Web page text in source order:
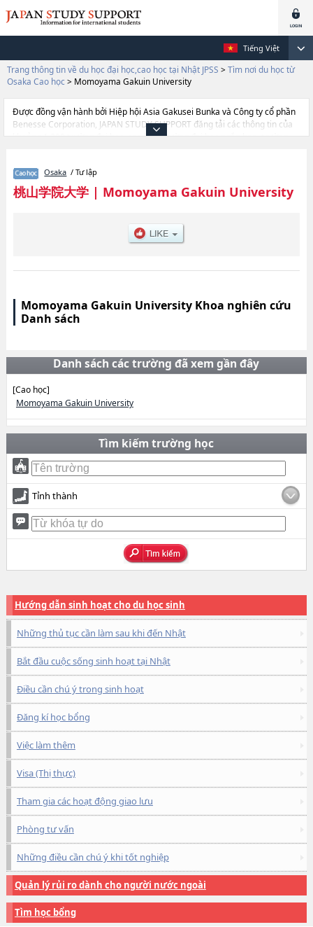
Tiếng Việt
Trang thông tin về du học đại học,cao học tại Nhật JPSS > Tìm nơi du học từ
Osaka Cao học > Momoyama Gakuin University
Được đồng vận hành bởi Hiệp hội Asia Gakusei Bunka và Công ty cổ phần
Benesse Corporation, JAPAN STUDY SUPPORT đăng tải các thông tin của
khoảng 1.300 trường đại học, cao học, trường đại học ngắn hạn, trường
thông tin cần thiết dành cho du học sinh, như là về các , thông tin về từng
khoa nghiên cứu, thông tin liên quan đến thi tuyển như số lượng tuyển
sinh, số lượng trúng tuyển, cở sở trang thiết bị, hướng dẫn địa điểm v.v...
Osaka / Tư lập
桃山学院大学| Momoyama Gakuin University
Momoyama Gakuin University Khoa nghiên cứu
Danh sách
Danh sách các trường đã xem gần đây
[Cao học]
Momoyama Gakuin University
Tìm kiếm trường học
Tỉnh thành
Hướng dẫn sinh hoạt cho du học sinh
Những thủ tục cần làm sau khi đến Nhật
Bắt đầu cuộc sống sinh hoạt tại Nhật
Điều cần chú ý trong sinh hoạt
Đăng kí học bổng
Việc làm thêm
Visa (Thị thực)
Tham gia các hoạt động giao lưu
Phòng tư vấn
Những điều cần chú ý khi tốt nghiệp
Quản lý rủi ro dành cho người nước ngoài
Tìm học bổng